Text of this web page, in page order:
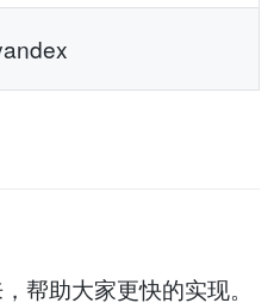
帮助大家更快的实现。